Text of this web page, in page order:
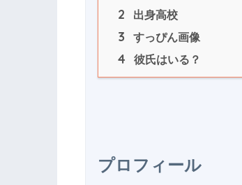
2 出身高校
3 すっぴん画像
4 彼氏はいる？
プロフィール